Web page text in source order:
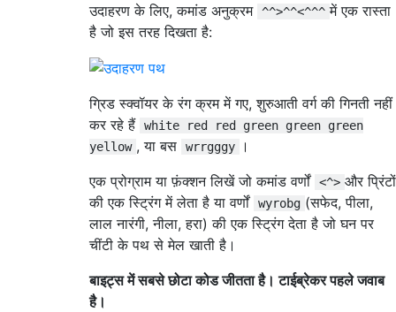
उदाहरण के लिए, कमांड अनुक्रम ^^>^^<^^^ में एक रास्ता
है जो इस तरह दिखता है:
ग्रिड स्क्वॉयर के रंग क्रम में गए, शुरुआती वर्ग की गिनती नहीं
कर रहे हैं white red red green green green
yellow , या बस wrrgggy
।
एक प्रोग्राम या फ़ंक्शन लिखें जो कमांड वर्णों <^> और प्रिंटों
की एक स्ट्रिंग में लेता है या वर्णों wyrobg (सफेद, पीला,
लाल नारंगी, नीला, हरा) की एक स्ट्रिंग देता है जो घन पर
चींटी के पथ से मेल खाती है।
बाइट्स में सबसे छोटा कोड जीतता है। टाईब्रेकर पहले जवाब
है।